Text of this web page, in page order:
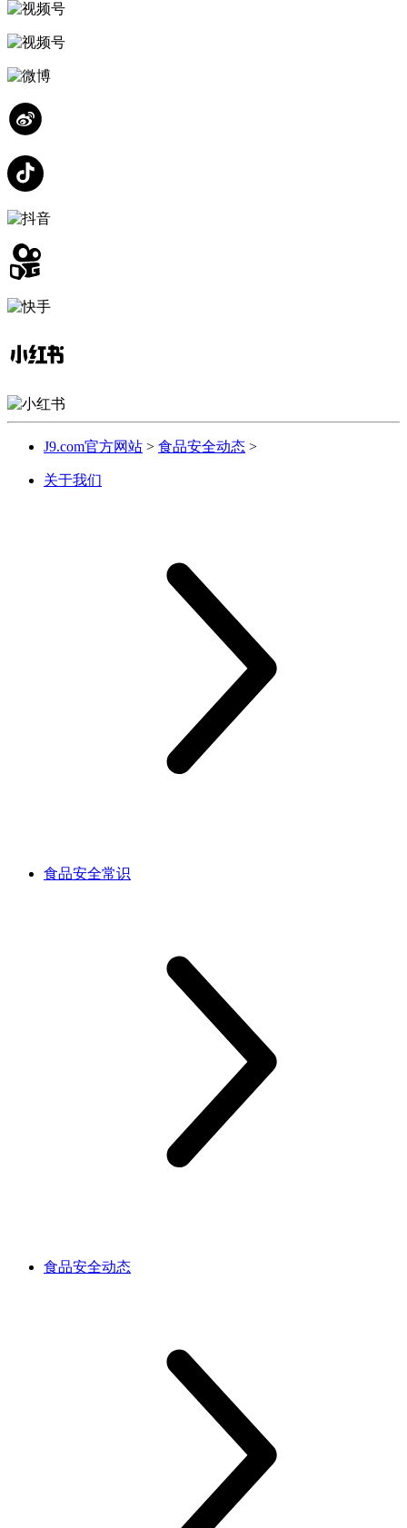
J9.com官方网站 > 食品安全动态 >
关于我们
食品安全常识
食品安全动态